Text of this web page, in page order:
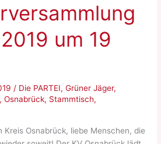
um 19
/ Die PARTEI,Grüner Jäger,
,Osnabrück, Stammtisch,
Kreis Osnabrück, liebe Menschen, die